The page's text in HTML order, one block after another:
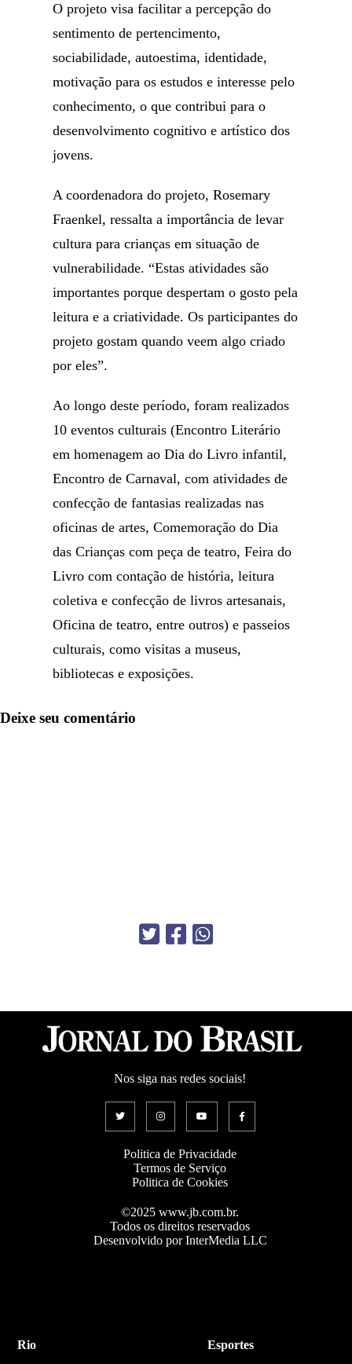
O projeto visa facilitar a percepção do
sentimento de pertencimento,
sociabilidade, autoestima, identidade,
motivação para os estudos e interesse pelo
conhecimento, o que contribui para o
desenvolvimento cognitivo e artístico dos
jovens.
A coordenadora do projeto, Rosemary
Fraenkel, ressalta a importância de levar
cultura para crianças em situação de
vulnerabilidade. “Estas atividades são
importantes porque despertam o gosto pela
leitura e a criatividade. Os participantes do
projeto gostam quando veem algo criado
por eles”.
Ao longo deste período, foram realizados
10 eventos culturais (Encontro Literário
em homenagem ao Dia do Livro infantil,
Encontro de Carnaval, com atividades de
confecção de fantasias realizadas nas
oficinas de artes, Comemoração do Dia
das Crianças com peça de teatro, Feira do
Livro com contação de história, leitura
coletiva e confecção de livros artesanais,
Oficina de teatro, entre outros) e passeios
culturais, como visitas a museus,
bibliotecas e exposições.
Deixe seu comentário
Nos siga nas redes sociais!
Politica de Privacidade
Termos de Serviço
Politica de Cookies
©2025 www.jb.com.br.
Todos os direitos reservados
Desenvolvido por InterMedia LLC
Rio Esportes